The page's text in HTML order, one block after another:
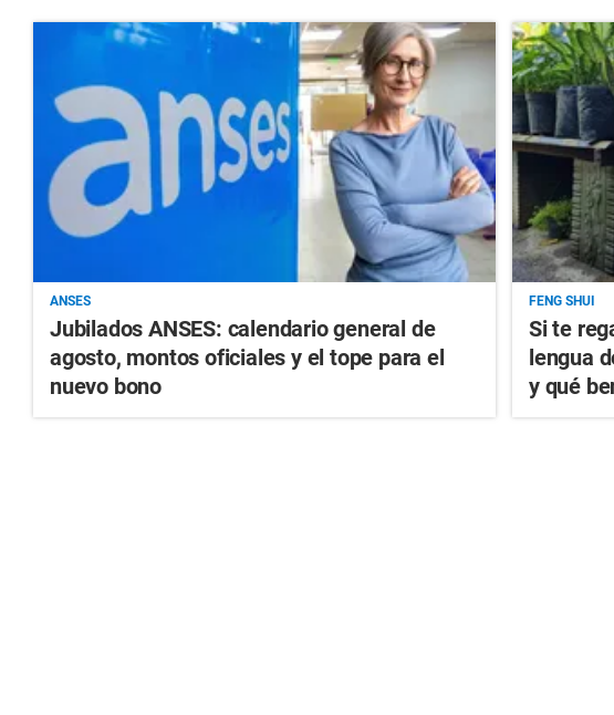
ANSES
Jubilados ANSES: calendario general de
agosto, montos oficiales y el tope para el
nuevo bono
FENG SHUI
Si te
lengua
y qué